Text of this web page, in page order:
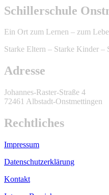
Schillerschule
Ein Ort zum Lernen – zum
Starke Eltern – Starke Kinder –
Adresse
Johannes-Raster-Straße 4
72461 Albstadt-Onstmettingen
Rechtliches
Impressum
Datenschutzerklärung
Kontakt